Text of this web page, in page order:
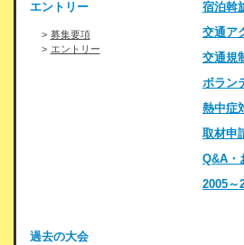
エントリー
募集要項
エントリー
宿泊斡
交通ア
交通規
ボラン
熱中症
取材申
Q&A・
2005～
過去の大会